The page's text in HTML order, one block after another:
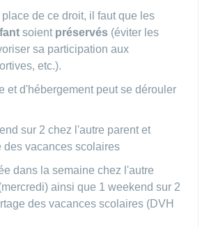
de ce droit, il faut que les
soient préservés (éviter les
sa participation aux
etc.).
et d'hébergement peut se dérouler
sur 2 chez l'autre parent et
des vacances scolaires
dans la semaine chez l'autre
ainsi que 1 weekend sur 2
des vacances scolaires (DVH